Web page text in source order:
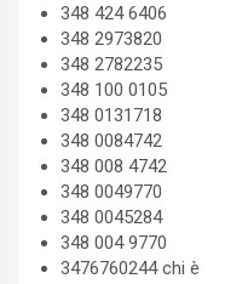
348 424 6406
348 2973820
348 2782235
348 100 0105
348 0131718
348 0084742
348 008 4742
348 0049770
348 0045284
348 004 9770
3476760244 chi è